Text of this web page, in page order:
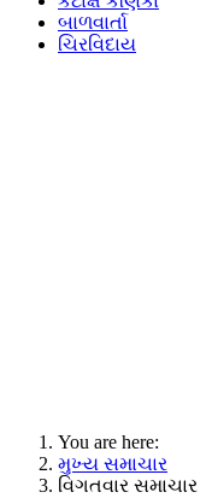
બાળવાર્તા
ચિરવિદાય
You are here:
મુખ્ય સમાચાર
વિગતવાર સમાચાર